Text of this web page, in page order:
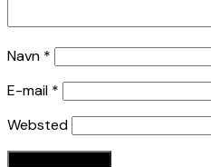
Navn *
E-mail *
Websted